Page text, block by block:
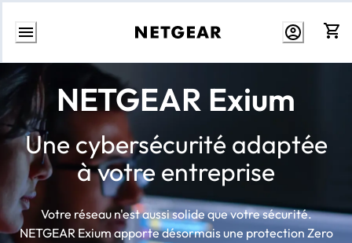
Aller
contenu
NETGEAR Exium
Une cybersécurité adaptée
à votre entreprise
Votre réseau n'est aussi solide que votre sécurité.
NETGEAR Exium apporte désormais une protection Zero